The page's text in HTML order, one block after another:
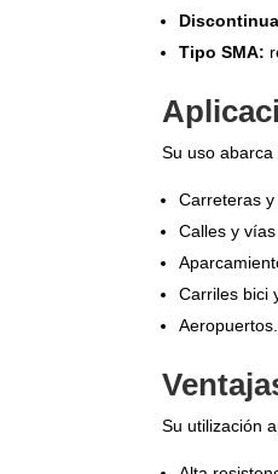
TipoSMA:
Su uso
Carreteras y
Calles y vías
Carriles bici
Aeropuertos.
Su utilización